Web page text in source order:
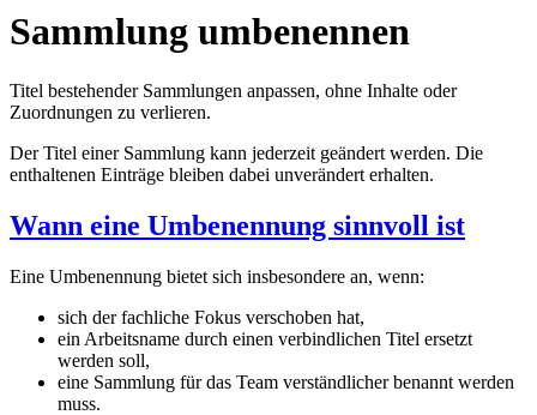
Sammlung umbenennen
Titel bestehender Sammlungen anpassen, ohne Inhalte oder
Zuordnungen zu verlieren.
Der Titel einer Sammlung kann jederzeit geändert werden. Die
enthaltenen Einträge bleiben dabei unverändert erhalten.
Wann eine Umbenennung sinnvoll ist
Eine Umbenennung bietet sich insbesondere an, wenn:
sich der fachliche Fokus verschoben hat,
ein Arbeitsname durch einen verbindlichen Titel ersetzt
werden soll,
eine Sammlung für das Team verständlicher benannt werden
muss.